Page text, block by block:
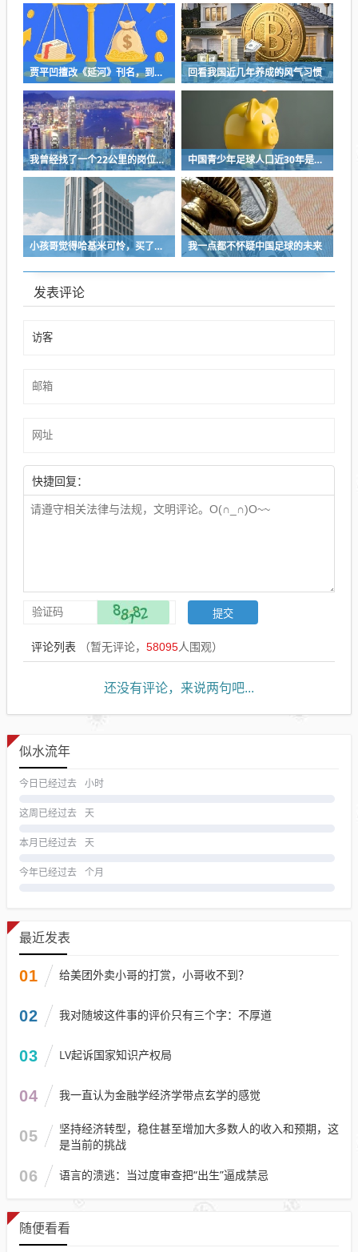
贾平凹擅改《延河》刊名，到底错在哪里？这三点才是问题的关键 回看我国近几年养成的风气习惯
我曾经找了一个22公里的岗位，坚持了2个星期就坚持不下去了 中国青少年足球人口近30年是断崖式下降
小孩哥觉得哈基米可怜，买了火腿肠喂哈基米，结果哈基米直接叼走他的鹦鹉… 我一点都不怀疑中国足球的未来
发表评论
快捷回复：
评论列表 （暂无评论， 58095人围观）
还没有评论，来说两句吧...
似水流年
今日已经过去 小时
这周已经过去 天
本月已经过去 天
今年已经过去 个月
最近发表
01 给美团外卖小哥的打赏，小哥收不到？
02 我对随坡这件事的评价只有三个字：不厚道
03 LV起诉国家知识产权局
04 我一直认为金融学经济学带点玄学的感觉
05
坚持经济转型，稳住甚至增加大多数人的收入和预期，这
是当前的挑战
06 语言的溃逃：当过度审查把“出生”逼成禁忌
随便看看